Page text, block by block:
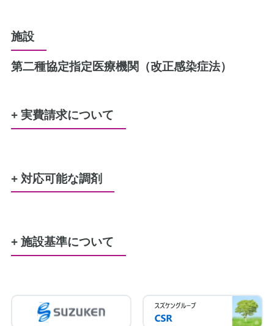
施設
第二種協定指定医療機関（改正感染症法）
+ 実費請求について
レジ袋（プラスチック製買い物袋）
+ 対応可能な調剤
+ 施設基準について
後発医薬品体制加算3（30点）
連携強化加算（5点）